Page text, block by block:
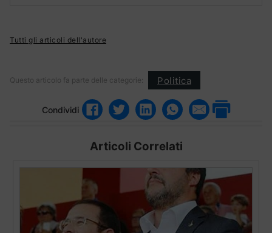
Tutti gli articoli dell'autore
Questo articolo fa parte delle categorie: Politica
Condividi
Articoli Correlati